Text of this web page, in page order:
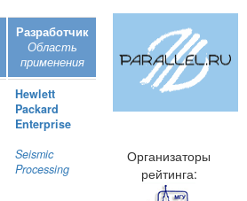
Разработчик
Область
применения
Hewlett
Packard
Enterprise
Seismic
Processing
Организаторы
рейтинга: